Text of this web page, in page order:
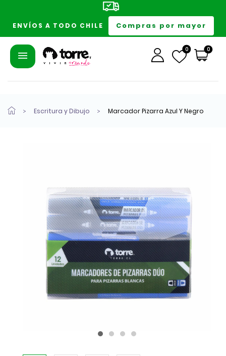
ENVÍOS A TODO CHILE Compras por mayor
0 0
Escritura y Dibujo Marcador Pizarra Azul Y Negro